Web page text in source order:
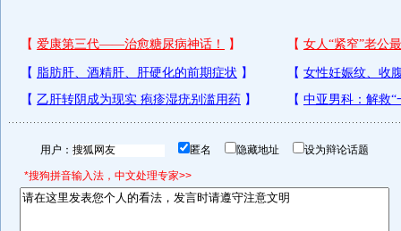
用户： 匿名 隐藏地址 设为辩论话题
*搜狗拼音输入法，中文处理专家>>